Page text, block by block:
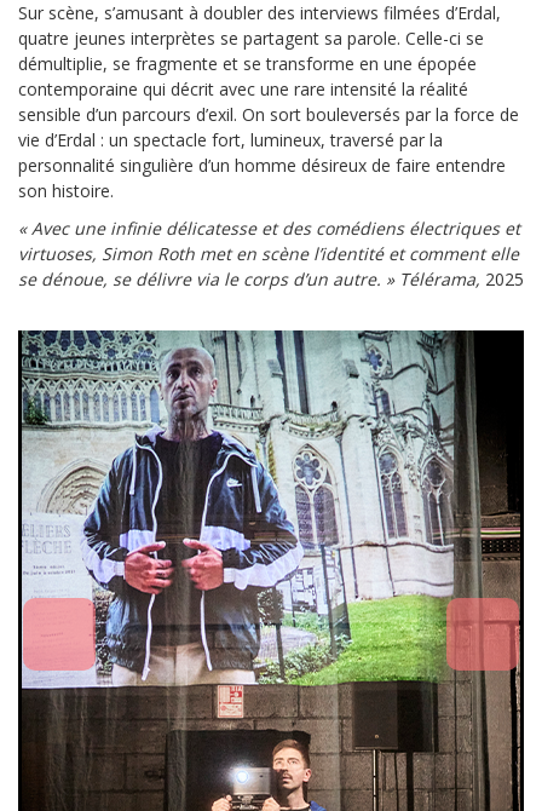
Sur scène, s’amusant à doubler des interviews filmées d’Erdal,
quatre jeunes interprètes se partagent sa parole. Celle-ci se
démultiplie, se fragmente et se transforme en une épopée
contemporaine qui décrit avec une rare intensité la réalité
sensible d’un parcours d’exil. On sort bouleversés par la force de
vie d’Erdal : un spectacle fort, lumineux, traversé par la
personnalité singulière d’un homme désireux de faire entendre
son histoire.
« Avec une infinie délicatesse et des comédiens électriques et
virtuoses, Simon Roth met en scène l’identité et comment elle
se dénoue, se délivre via le corps d’un autre. » Télérama, 2025